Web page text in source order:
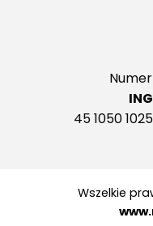
45 1050
Wszelkie